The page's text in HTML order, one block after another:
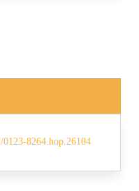
8264.hop.26104